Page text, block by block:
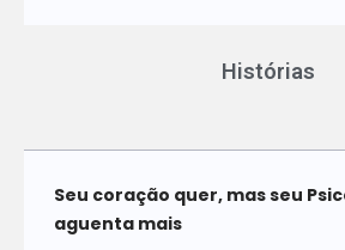
Histórias
Seu coração quer, mas seu
aguenta mais